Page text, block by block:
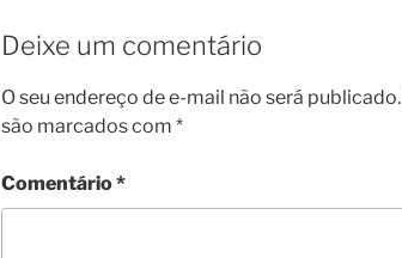
Deixe um comentário
O seu endereço de e-mail não será publicado.
são marcados com *
Comentário*